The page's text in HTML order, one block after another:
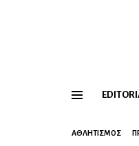
ΑΘΛΗΤΙΣΜΌΣ